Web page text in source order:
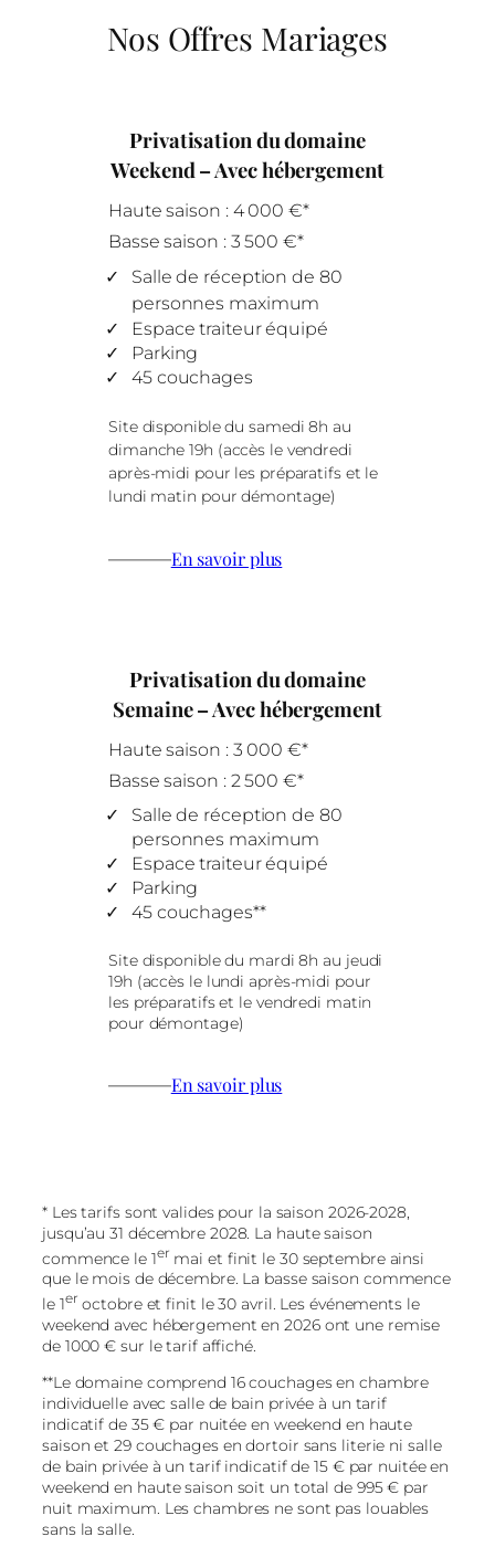
Nos Offres Mariages
Privatisation du domaine
Weekend – Avec hébergement
Haute saison : 4 000 €*
Basse saison : 3 500 €*
Salle de réception de 80
personnes maximum
Espace traiteur équipé
Parking
45 couchages
Site disponible du samedi 8h au
dimanche 19h (accès le vendredi
après-midi pour les préparatifs et le
lundi matin pour démontage)
———En savoir plus
Privatisation du domaine
Semaine – Avec hébergement
Haute saison : 3 000 €*
Basse saison : 2 500 €*
Salle de réception de 80
personnes maximum
Espace traiteur équipé
Parking
45 couchages**
Site disponible du mardi 8h au jeudi
19h (accès le lundi après-midi pour
les préparatifs et le vendredi matin
pour démontage)
———En savoir plus
* Les tarifs sont valides pour la saison 2026-2028,
jusqu’au 31 décembre 2028. La haute saison
commence le 1er mai et finit le 30 septembre ainsi
que le mois de décembre. La basse saison commence
le 1er octobre et finit le 30 avril. Les événements le
weekend avec hébergement en 2026 ont une remise
de 1000 € sur le tarif affiché.
**Le domaine comprend 16 couchages en chambre
individuelle avec salle de bain privée à un tarif
indicatif de 35 € par nuitée en weekend en haute
saison et 29 couchages en dortoir sans literie ni salle
de bain privée à un tarif indicatif de 15 € par nuitée en
weekend en haute saison soit un total de 995 € par
nuit maximum. Les chambres ne sont pas louables
sans la salle.